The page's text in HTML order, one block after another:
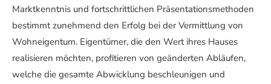
Marktkenntnis und fortschrittlichen Präsentationsmethoden
bestimmt zunehmend den Erfolg bei der Vermittlung von
Wohneigentum. Eigentümer, die den Wert ihres Hauses
realisieren möchten, profitieren von geänderten Abläufen,
welche die gesamte Abwicklung beschleunigen und